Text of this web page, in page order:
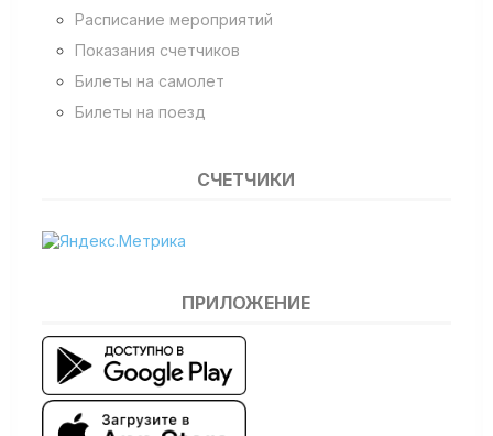
Расписание мероприятий
Показания счетчиков
Билеты на самолет
Билеты на поезд
СЧЕТЧИКИ
ПРИЛОЖЕНИЕ